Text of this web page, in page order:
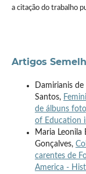
a citação do trabalho
Artigos
Damirianis
Santos,
de álbuns
of Education
Maria Leonila
Gonçalves,
carentes de
America -